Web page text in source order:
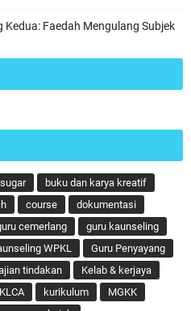
Kedua: Faedah Mengulang Subjek
buku dan karya kreatif
course
dokumentasi
cemerlang
guru kaunseling
WPKL
Guru Penyayang
tindakan
Kelab & kerjaya
KLCA kurikulum
MGKK